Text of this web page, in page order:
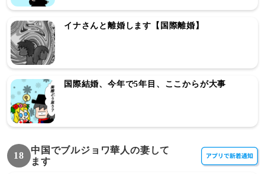
イナさんと離婚します【国際離婚】
国際結婚、今年で5年目、ここからが大事
18
中国でブルジョワ華人の妻して
ます